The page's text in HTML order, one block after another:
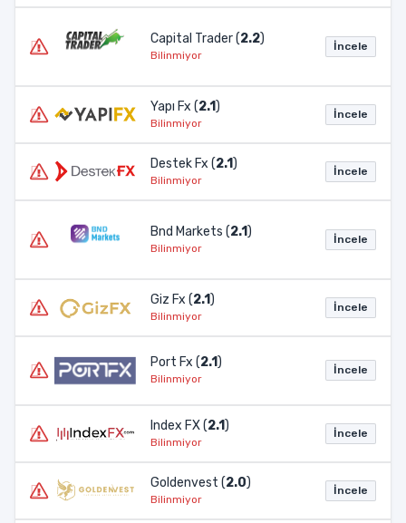
Capital Trader (2.2)
Bilinmiyor
İncele
Yapı Fx (2.1)
Bilinmiyor
İncele
Destek Fx (2.1)
Bilinmiyor
İncele
Bnd Markets (2.1)
Bilinmiyor
İncele
Giz Fx (2.1)
Bilinmiyor
İncele
Port Fx (2.1)
Bilinmiyor
İncele
Index FX (2.1)
Bilinmiyor
İncele
Goldenvest (2.0)
Bilinmiyor
İncele